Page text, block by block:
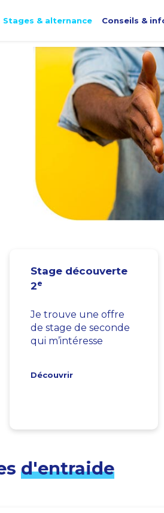
Stages & alternance Conseils &
Stage découverte
2e
Je trouve une offre
de stage de seconde
qui m’intéresse
Découvrir
d'entraide